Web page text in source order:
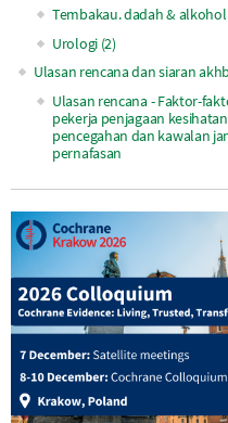
Tembakau. dadah & alkohol
Urologi (2)
Ulasan rencana dan siaran
Ulasan rencana - Faktor-
pekerja penjagaan
pencegahan dan kawalan
pernafasan